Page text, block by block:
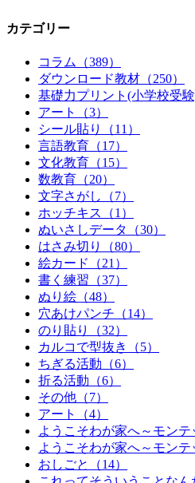
カテゴリー
コラム（389）
ダウンロード教材（250）
基礎力プリント(小学校受験
アート（3）
シール貼り（11）
言語教育（17）
文化教育（15）
数教育（20）
文字さがし（7）
ホッチキス（1）
ぬいさしデータ（30）
はさみ切り（80）
絵カード（21）
書く練習（37）
ぬり絵（48）
穴あけパンチ（14）
のり貼り（32）
カルコで型抜き（5）
ちぎる活動（6）
折る活動（6）
その他（7）
アート（4）
ようこそわが家へ～モンテ
ようこそわが家へ～モンテ
おしごと（14）